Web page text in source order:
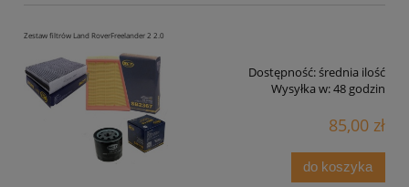
Zestaw filtrów Land RoverFreelander 2 2.0
Dostępność:średnia ilość
Wysyłka w:48 godzin
85,00 zł
do koszyka